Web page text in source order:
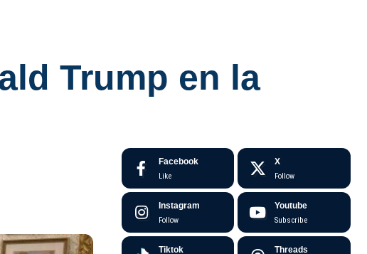
Trump en la
Facebook
Like
X
Follow
Instagram
Follow
Youtube
Subscribe
Tiktok Threads